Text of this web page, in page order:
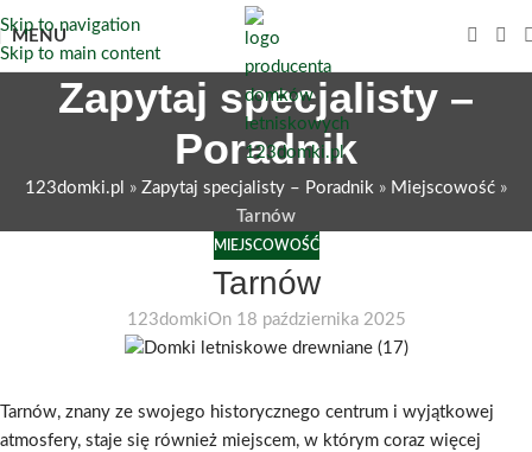
Skip to navigation
Skip to main content
MENU
Zapytaj specjalisty –
Poradnik
123domki.pl » Zapytaj specjalisty – Poradnik » Miejscowość »
Tarnów
MIEJSCOWOŚĆ
Tarnów
123domkiOn 18 października 2025
Tarnów, znany ze swojego historycznego centrum i wyjątkowej
atmosfery, staje się również miejscem, w którym coraz więcej